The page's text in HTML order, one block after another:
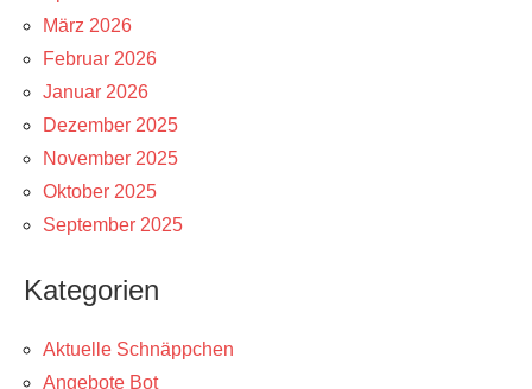
März 2026
Februar 2026
Januar 2026
Dezember 2025
November 2025
Oktober 2025
September 2025
Kategorien
Aktuelle Schnäppchen
Angebote Bot